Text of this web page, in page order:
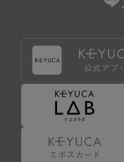
（5） その他、本規
4.会員登録が取り消
弊社とのお取引等に
の義務および本規約
します。
5.仮登録とは、ケユ